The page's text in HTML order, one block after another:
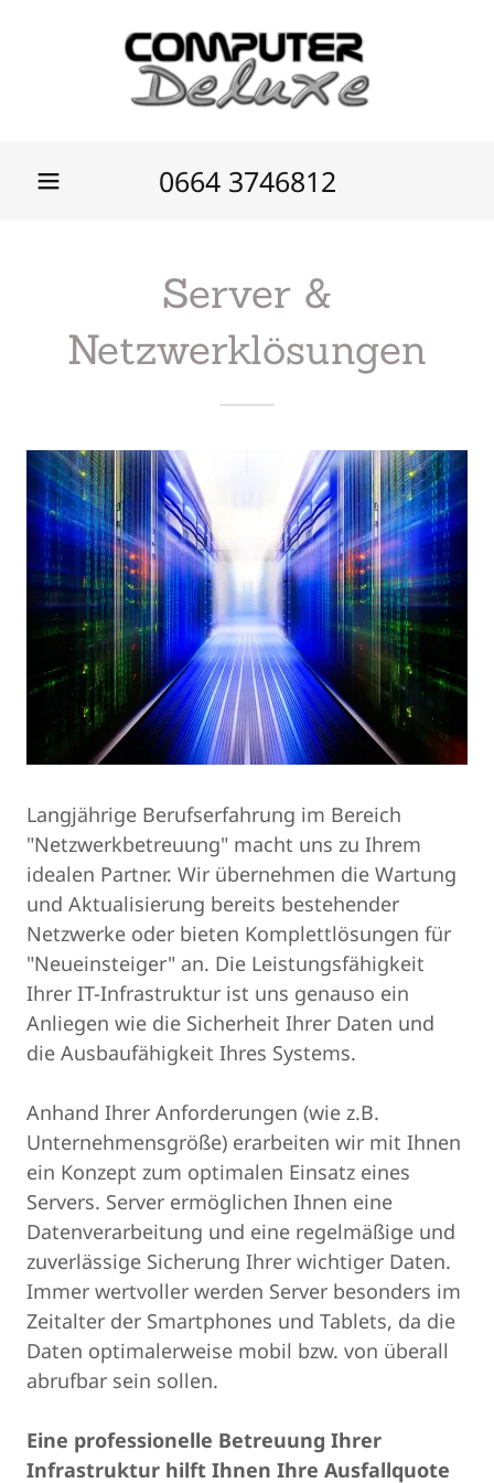
0664 3746812
Server &
Netzwerklösungen
Langjährige Berufserfahrung im Bereich
"Netzwerkbetreuung" macht uns zu Ihrem
idealen Partner. Wir übernehmen die Wartung
und Aktualisierung bereits bestehender
Netzwerke oder bieten Komplettlösungen für
"Neueinsteiger" an. Die Leistungsfähigkeit
Ihrer IT-Infrastruktur ist uns genauso ein
Anliegen wie die Sicherheit Ihrer Daten und
die Ausbaufähigkeit Ihres Systems.
Anhand Ihrer Anforderungen (wie z.B.
Unternehmensgröße) erarbeiten wir mit Ihnen
ein Konzept zum optimalen Einsatz eines
Servers. Server ermöglichen Ihnen eine
Datenverarbeitung und eine regelmäßige und
zuverlässige Sicherung Ihrer wichtiger Daten.
Immer wertvoller werden Server besonders im
Zeitalter der Smartphones und Tablets, da die
Daten optimalerweise mobil bzw. von überall
abrufbar sein sollen.
Eine professionelle Betreuung Ihrer
Infrastruktur hilft Ihnen Ihre Ausfallquote